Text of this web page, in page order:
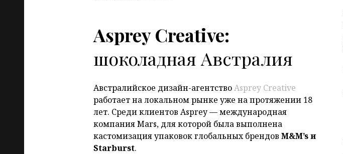
Asprey Creative:
шоколадная Австралия
Австралийское дизайн-агентствоAsprey Creative
работает на локальном рынке уже на протяжении 18
лет. Среди клиентов Asprey — международная
компания Mars, для которой была выполнена
кастомизация упаковок глобальных брендов M&M’s и
Starburst.